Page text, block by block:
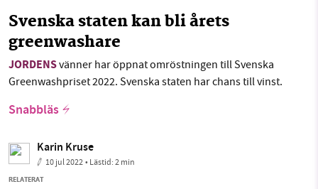
Svenska staten kan bli årets
greenwashare
JORDENSvänner har öppnat omröstningen till Svenska
Greenwashpriset 2022. Svenska staten har chans till vinst.
Snabbläs
Karin Kruse
10 jul 2022• Lästid:2 min
RELATERAT